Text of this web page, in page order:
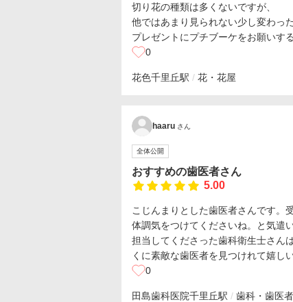
切り花の種類は多くないですが、
他ではあまり見られない少し変わっ
プレゼントにプチブーケをお願いす
0
花色千里丘駅 花・花屋
haaru さん
全体公開
おすすめの歯医者さん
5.00
こじんまりとした歯医者さんです。
体調気をつけてくださいね。と気遣
担当してくださった歯科衛生士さん
くに素敵な歯医者を見つけれて嬉しい
0
田島歯科医院千里丘駅 歯科・歯医者